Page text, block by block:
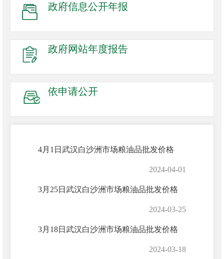
政府信息公开年报
政府网站年度报告
依申请公开
4月1日武汉白沙洲市场粮油品批发价格
2024-04-01
3月25日武汉白沙洲市场粮油品批发价格
2024-03-25
3月18日武汉白沙洲市场粮油品批发价格
2024-03-18